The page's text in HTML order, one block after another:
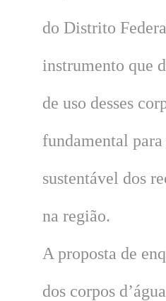
do Distrito
instrumento que
de uso desses
fundamental para
sustentável dos
na região.
A proposta de
dos corpos